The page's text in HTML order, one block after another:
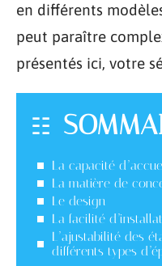
en différents
peut paraître
présentés ici, votre
La capacité
La matière de
Le design
La facilité
L’ajustabilité des
différents types